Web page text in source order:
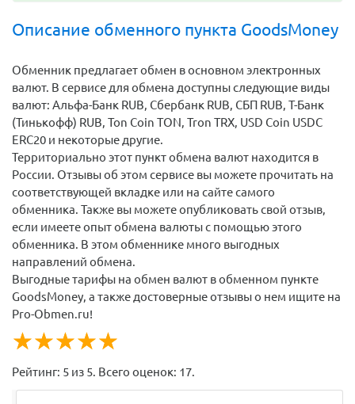
Описание обменного пункта GoodsMoney
Обменник предлагает обмен в основном электронных
валют. В сервисе для обмена доступны следующие виды
валют: Альфа-Банк RUB, Сбербанк RUB, СБП RUB, Т-Банк
(Тинькофф) RUB, Ton Coin TON, Tron TRX, USD Coin USDC
ERC20 и некоторые другие.
Территориально этот пункт обмена валют находится в
России. Отзывы об этом сервисе вы можете прочитать на
соответствующей вкладке или на сайте самого
обменника. Также вы можете опубликовать свой отзыв,
если имеете опыт обмена валюты с помощью этого
обменника. В этом обменнике много выгодных
направлений обмена.
Выгодные тарифы на обмен валют в обменном пункте
GoodsMoney, а также достоверные отзывы о нем ищите на
Pro-Obmen.ru!
☆☆☆☆☆
★★★★★
Рейтинг: 5 из 5. Всего оценок: 17.